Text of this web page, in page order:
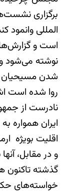
برگزاری
المللی وانمود
است و
نوشته می‌شود و
شدن مسیحیان
روا شده است
نادرست از
ایران همواره
اقلیت بویژه
و در مقابل،
گذشته تاکنون
خواسته‌های